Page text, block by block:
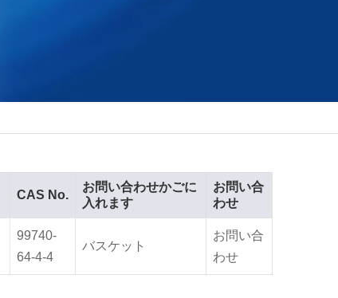
CAS No.
お問い合わせかごに
入れます
お問い合
わせ
99740-
64-4-4
バスケット
お問い合
わせ